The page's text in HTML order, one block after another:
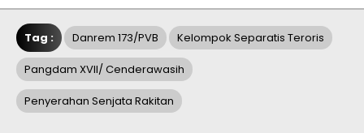
Tag : Danrem 173/PVB Kelompok Separatis Teroris
Pangdam XVII/ Cenderawasih
Penyerahan Senjata Rakitan